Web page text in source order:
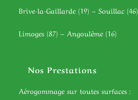
Brive-la-Gaillarde (19) – Souillac (46)
Limoges (87) – Angoulême (16)
Nos Prestations
Aérogommage sur toutes surfaces :